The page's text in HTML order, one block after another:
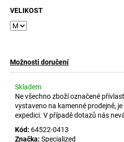
VELIKOST
Možnosti doručení
Skladem
Ne všechno zboží označené
vystaveno na kamenné prodejně,
expedici. V případě dotazů nás
Kód: 64522-0413
Značka: Specialized
D
o
p
u
č
e
m
e